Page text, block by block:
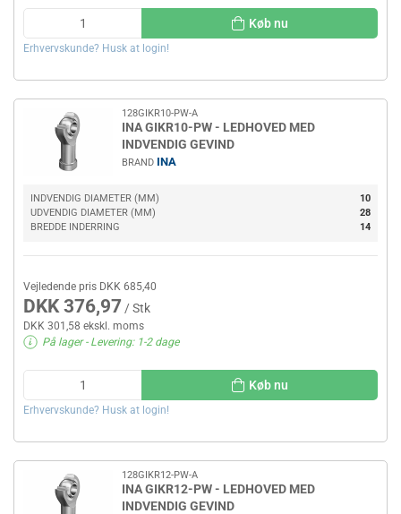
Køb nu
Erhvervskunde? Husk at login!
128GIKR10-PW-A
INA GIKR10-PW - LEDHOVED MED
INDVENDIG GEVIND
BRAND INA
INDVENDIG DIAMETER (MM)
10
UDVENDIG DIAMETER (MM)
28
BREDDE INDERRING
14
Vejledende pris DKK 685,40
DKK 376,97 / Stk
DKK 301,58 ekskl. moms
På lager- Levering: 1-2 dage
Køb nu
Erhvervskunde? Husk at login!
128GIKR12-PW-A
INA GIKR12-PW - LEDHOVED MED
INDVENDIG GEVIND